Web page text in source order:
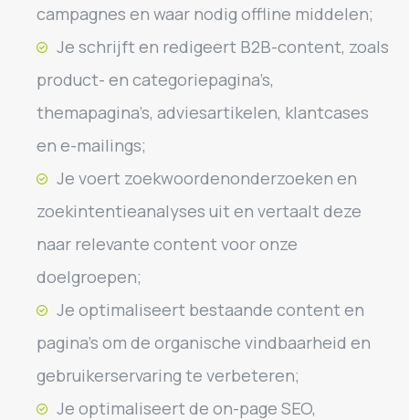
campagnes en waar nodig offline middelen;
Je schrijft en redigeert B2B-content, zoals
product- en categoriepagina’s,
themapagina’s, adviesartikelen, klantcases
en e-mailings;
Je voert zoekwoordenonderzoeken en
zoekintentieanalyses uit en vertaalt deze
naar relevante content voor onze
doelgroepen;
Je optimaliseert bestaande content en
pagina’s om de organische vindbaarheid en
gebruikerservaring te verbeteren;
Je optimaliseert de on-page SEO,